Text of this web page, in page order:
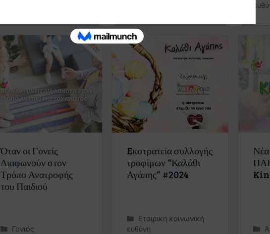
Όταν οι Γονείς
Διαφωνούν στον
Τρόπο Ανατροφής
του Παιδιού
Γονιός
Eκστρατεία συλλογής
τροφίμων “Καλάθι
Αγάπης” #2024
Εταιρική κοινωνική
ευθύνη